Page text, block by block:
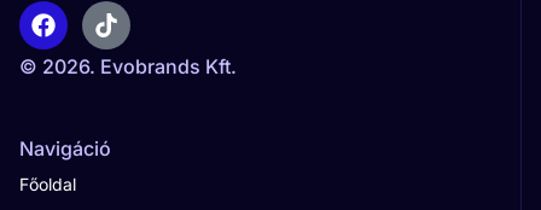
© 2026. Evobrands Kft.
Navigáció
Főoldal